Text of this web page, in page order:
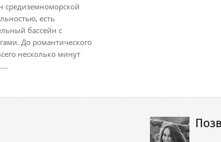
средиземноморской
есть
бассейн с
До романтического
несколько минут